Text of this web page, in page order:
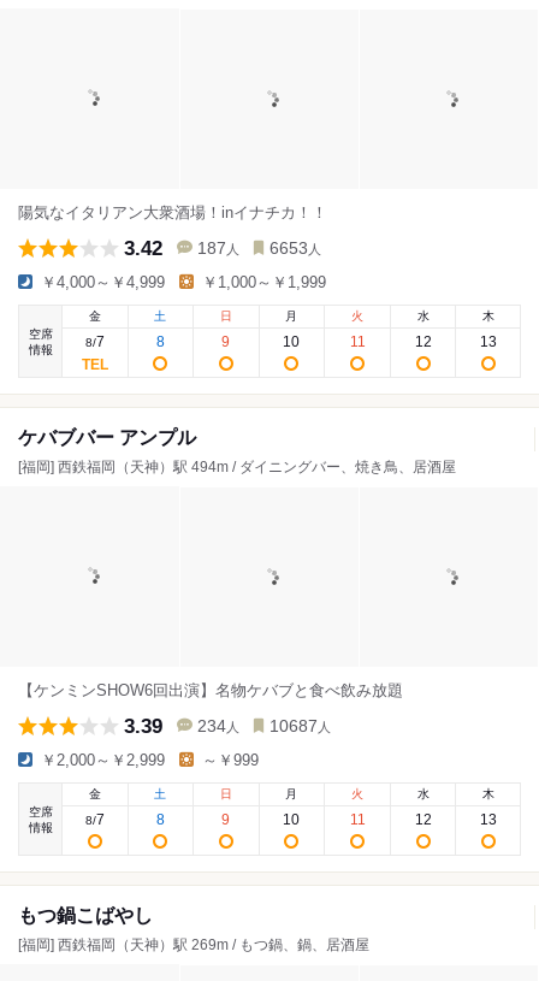
陽気なイタリアン大衆酒場！inイナチカ！！
3.42 187 人 6653 人
￥4,000～￥4,999 ￥1,000～￥1,999
空席
情報
金
8/7
土
8
日
9
月
10
火
11
水
12
木
13
ケバブバー アンプル
[福岡] 西鉄福岡（天神）駅 494m / ダイニングバー、焼き鳥、居酒屋
【ケンミンSHOW6回出演】名物ケバブと食べ飲み放題
3.39 234 人 10687 人
￥2,000～￥2,999 ～￥999
空席
情報
金
8/7
土
8
日
9
月
10
火
11
水
12
木
13
もつ鍋こばやし
[福岡] 西鉄福岡（天神）駅 269m / もつ鍋、鍋、居酒屋